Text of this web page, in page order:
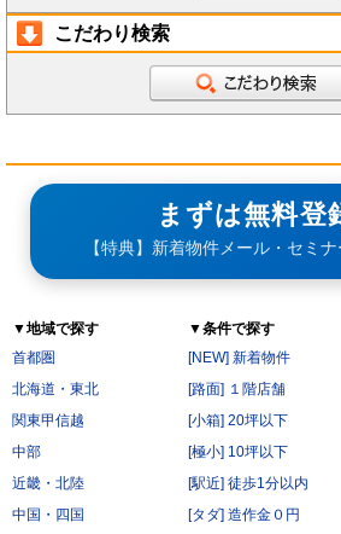
こだわり検索
まずは無料登
【特典】新着物件メール・セミ
▼地域で探す
首都圏
北海道・東北
関東甲信越
中部
近畿・北陸
中国・四国
▼条件で探す
[NEW] 新着物件
[路面] １階店舗
[小箱] 20坪以下
[極小] 10坪以下
[駅近] 徒歩1分以内
[タダ] 造作金０円